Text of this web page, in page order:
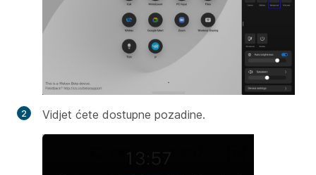
Vidjet ćete dostupne pozadine.